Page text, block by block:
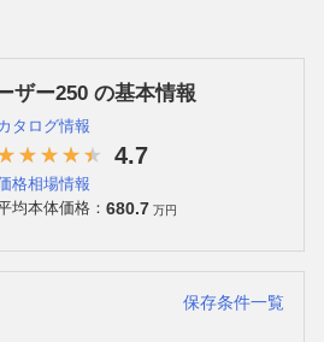
ザー250 の基本情報
タログ情報
4.7
格相場情報
均本体価格： 680.7 万円
保存条件一覧